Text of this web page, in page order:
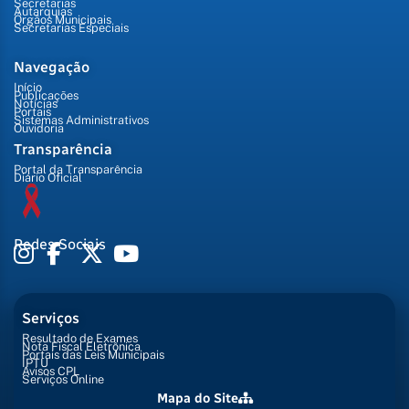
Secretarias
Autarquias
Órgãos Municipais
Secretarias Especiais
Navegação
Início
Publicações
Notícias
Portais
Sistemas Administrativos
Ouvidoria
Transparência
Portal da Transparência
Diário Oficial
Redes Sociais
Serviços
Resultado de Exames
Nota Fiscal Eletrônica
Portais das Leis Municipais
IPTU
Avisos CPL
Serviços Online
Mapa do Site